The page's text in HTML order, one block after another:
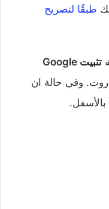
طبقًا لتصريح
تثبيت Google
وفي حالة ان